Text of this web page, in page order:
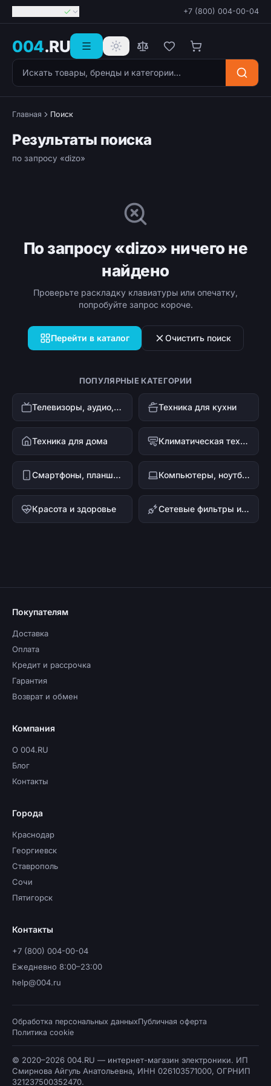
+7 (800) 004-00-04
004.RU
Поиск товаров
Главная Поиск
Результаты поиска
по запросу «dizo»
По запросу «dizo» ничего не
найдено
Проверьте раскладку клавиатуры или опечатку,
попробуйте запрос короче.
Перейти в каталог Очистить поиск
ПОПУЛЯРНЫЕ КАТЕГОРИИ
Телевизоры, аудио, видео Техника для кухни
Техника для дома Климатическая техника
Смартфоны, планшеты, гаджеты Компьютеры, ноутбуки и офисная техника
Красота и здоровье Сетевые фильтры и стабилизаторы напряжения
Покупателям
Доставка
Оплата
Кредит и рассрочка
Гарантия
Возврат и обмен
Компания
О 004.RU
Блог
Контакты
Города
Краснодар
Георгиевск
Ставрополь
Сочи
Пятигорск
Контакты
+7 (800) 004-00-04
Ежедневно 8:00–23:00
help@004.ru
Обработка персональных данныхПубличная оферта
Политика cookie
© 2020–2026 004.RU — интернет-магазин электроники. ИП
Смирнова Айгуль Анатольевна, ИНН 026103571000, ОГРНИП
321237500352470.